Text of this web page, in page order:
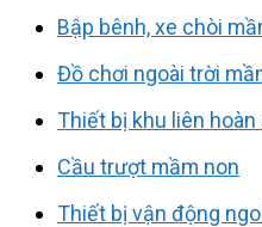
Bập bênh, xe chòi
Đồ chơi ngoài trời
Thiết bị khu liên
Cầu trượt mầm non
Thiết bị vận động